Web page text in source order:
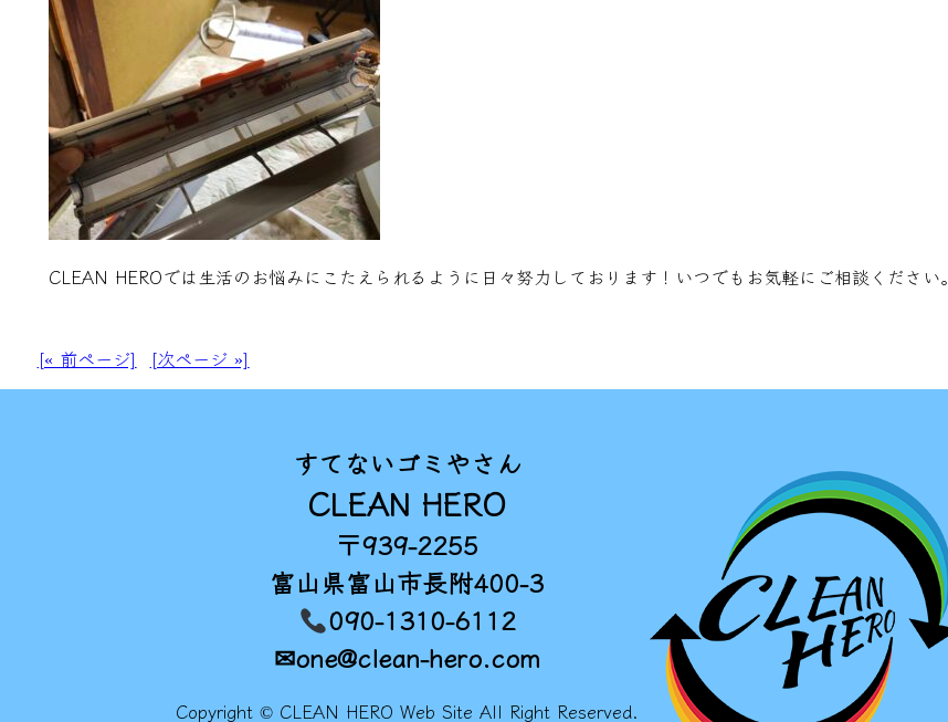
CLEAN HEROでは生活のお悩みにこたえられるように日々努力しております！いつでもお気軽にご相談ください。
[« 前ページ] [次ページ »]
すてないゴミやさん
CLEAN HERO
〒939-2255
富山県富山市長附400-3
090-1310-6112
✉one@clean-hero.com
Copyright © CLEAN HERO Web Site All Right Reserved.